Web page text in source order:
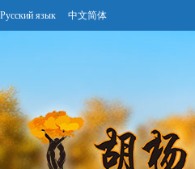
Русский язык 中文简体